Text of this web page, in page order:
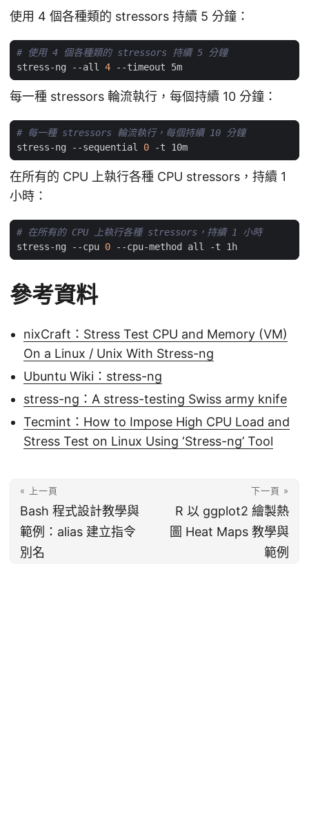
使用 4 個各種類的 stressors 持續 5 分鐘：
# 使用 4 個各種類的 stressors 持續 5 分鐘
stress-ng --all 4
每一種 stressors 輪流執行，每個持續 10 分鐘：
# 每一種 stressors 輪流執行，每個持續 10 分鐘
stress-ng --sequential 0
在所有的 CPU 上執行各種 CPU stressors，持續 1
小時：
# 在所有的 CPU 上執行各種 stressors，持續 1 小時
stress-ng --cpu 0
參考資料
nixCraft：Stress Test CPU and Memory (VM)
On a Linux / Unix With Stress-ng
Ubuntu Wiki：stress-ng
stress-ng：A stress-testing Swiss army knife
Tecmint：How to Impose High CPU Load and
Stress Test on Linux Using ‘Stress-ng’ Tool
« 上一頁
Bash 程式設計教學與
範例：alias 建立指令
別名
下一頁 »
R 以 ggplot2 繪製熱
圖 Heat Maps 教學與
範例